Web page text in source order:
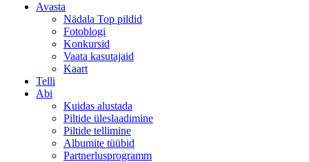
Avasta
Nädala Top pildid
Fotoblogi
Konkursid
Vaata kasutajaid
Kaart
Telli
Abi
Kuidas alustada
Piltide üleslaadimine
Piltide tellimine
Albumite tüübid
Partnerlusprogramm